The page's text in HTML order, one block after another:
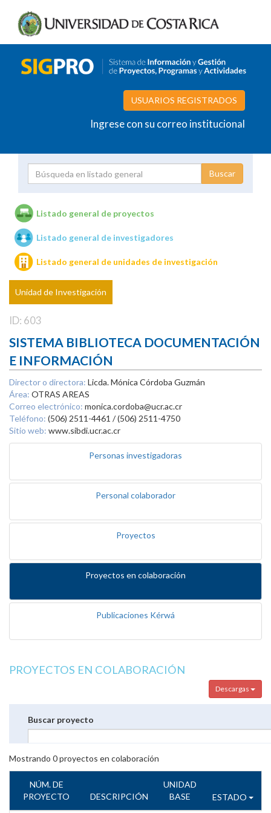
USUARIOS REGISTRADOS
Ingrese con su correo institucional
Unidades de investigación
Listado general de proyectos
Listado general de investigadores
Listado general de unidades de investigación
Unidad de Investigación
ID: 603
SISTEMA BIBLIOTECA DOCUMENTACIÓN
E INFORMACIÓN
Director o directora: Licda. Mónica Córdoba Guzmán
Área: OTRAS AREAS
Correo electrónico: monica.cordoba@ucr.ac.cr
Teléfono: (506) 2511-4461 / (506) 2511-4750
Sitio web: www.sibdi.ucr.ac.cr
Personas investigadoras
Personal colaborador
Proyectos
Proyectos en colaboración
Publicaciones Kérwá
PROYECTOS EN COLABORACIÓN
Descargas
Buscar proyecto
Mostrando 0proyectos en colaboración
NÚM. DE
PROYECTO
DESCRIPCIÓN
UNIDAD
BASE
ESTADO